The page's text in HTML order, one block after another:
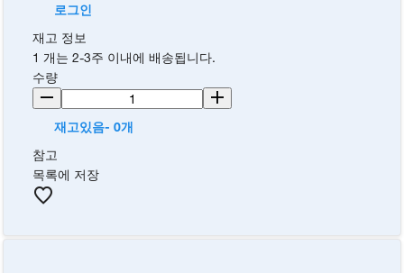
로그인
재고 정보
1 개는 2-3주 이내에 배송됩니다.
수량
재고있음- 0개
참고
목록에 저장